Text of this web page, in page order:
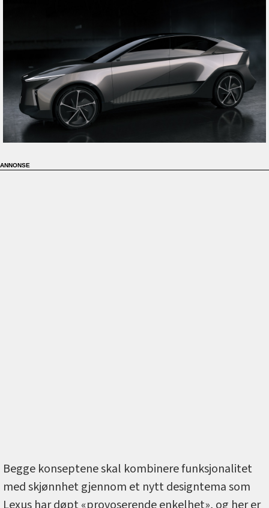
Begge konseptene skal kombinere funksjonalitet
med skjønnhet gjennom et nytt designtema som